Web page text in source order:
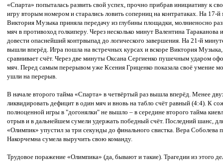
«Спарта» попыталась развить свой успех, прочно прибрав инициативу к
игру вторым номером и старались ловить соперниц на контратаках. На 17-й
Виктория Музыка приняла передачу из глубины площадки, молниеносно
мяч в противоход голкиперу. Через несколько минут Валентина
довести опаснейший контрвыпад до логического завершения. На 21-й
вышли вперёд. Игра пошла на встречных курсах и вскоре Виктория Музыка,
сравнивает счёт. Через две минуты Оксана Сергиенко пушечным ударом
мяч. Перед самым перерывом уже Ксения Гриценко показала своё умение
ушли на перерыв.
В начале второго тайма «Спарта» в четвёртый раз вышла вперёд. Менее
ликвидировать дефицит в один мяч и вновь на табло счёт равный (4:4). К
полноценной игры в "догонялки" не вышло – в середине второго тайма
отрыв и в дальнейшем сумели удержать победный счёт. Последний шанс,
«Олимпик» упустил за три секунды до финального свистка. Вера
Накорчемна сумела выручить свою команду.
Трудовое поражение «Олимпика» (да, бывают и такие). Трагедии из этого